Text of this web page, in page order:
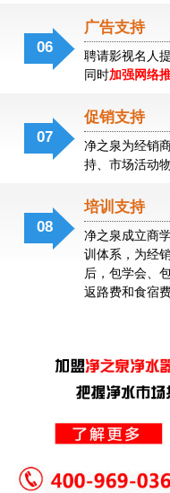
06
广告支持
聘请影视名人
同时加强网络
07
促销支持
净之泉为经销
持、市场活动
08
培训支持
净之泉成立商
训体系，为经
后，包学会、
返路费和食宿